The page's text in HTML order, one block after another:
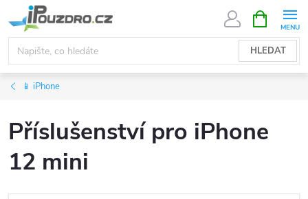
na
obsah
HLEDAT
NÁKUPNÍ
KOŠÍK
📱 iPhone
Příslušenství pro iPhone
12 mini